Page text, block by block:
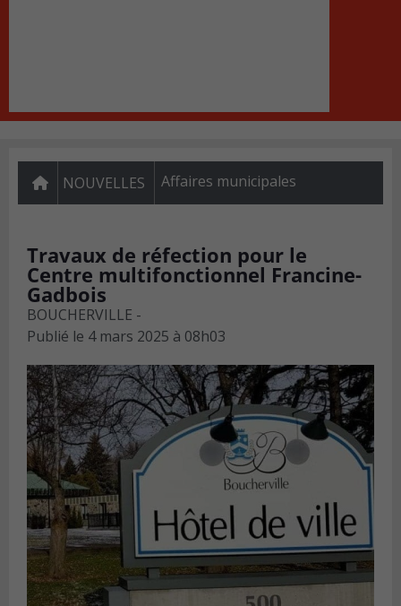
NOUVELLES Affaires municipales
Travaux de réfection pour le
Centre multifonctionnel Francine-
Gadbois
BOUCHERVILLE -
Publié le 4 mars 2025 à 08h03